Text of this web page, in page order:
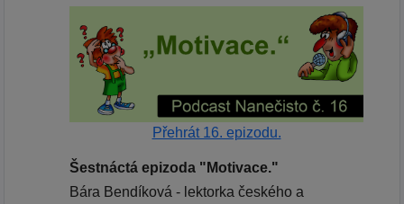
Přehrát 16. epizodu.
Šestnáctá epizoda "Motivace."
Bára Bendíková - lektorka českého a